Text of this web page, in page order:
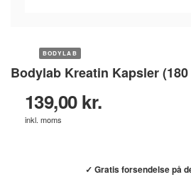
BODYLAB
Bodylab Kreatin Kapsler
139,00 kr.
inkl. moms
✓ Gratis forsendelse på